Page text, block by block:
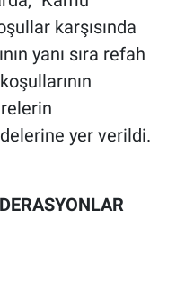
karşısında
yanı sıra refah
yer verildi.